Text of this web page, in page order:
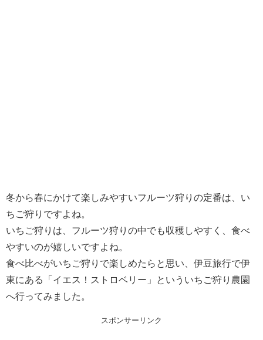
冬から春にかけて楽しみやすいフルーツ狩りの定番は、い
ちご狩りですよね。
いちご狩りは、フルーツ狩りの中でも収穫しやすく、食べ
やすいのが嬉しいですよね。
食べ比べがいちご狩りで楽しめたらと思い、伊豆旅行で伊
東にある「イエス！ストロベリー」といういちご狩り農園
へ行ってみました。
スポンサーリンク